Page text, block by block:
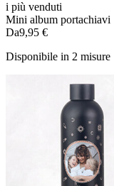
i più venduti
Mini album portachiavi
Da9,95 €
Disponibile in 2 misure